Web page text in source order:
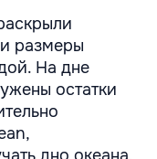
размеры
На дне
остатки